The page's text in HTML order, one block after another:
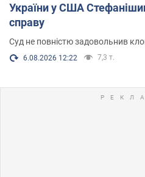
України у США Стефанішиній: що відомо про
справу
Суд не повністю задовольнив
6.08.2026 12:22 7,3 т.